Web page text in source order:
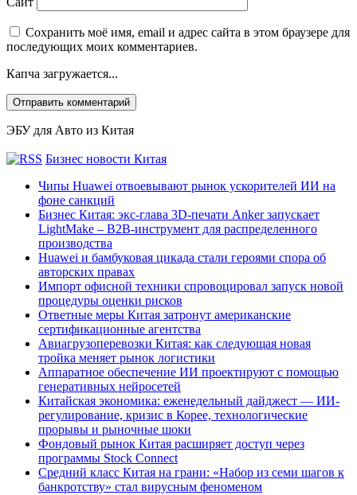
Сохранить моё имя, email и адрес сайта в этом браузере для
последующих моих комментариев.
Капча загружается...
ЭБУ для Авто из Китая
Бизнес новости Китая
Чипы Huawei отвоевывают рынок ускорителей ИИ на
фоне санкций
Бизнес Китая: экс-глава 3D-печати Anker запускает
LightMake – B2B-инструмент для распределенного
производства
Huawei и бамбуковая цикада стали героями спора об
авторских правах
Импорт офисной техники спровоцировал запуск новой
процедуры оценки рисков
Ответные меры Китая затронут американские
сертификационные агентства
Авиагрузоперевозки Китая: как следующая новая
тройка меняет рынок логистики
Аппаратное обеспечение ИИ проектируют с помощью
генеративных нейросетей
Китайская экономика: еженедельный дайджест — ИИ-
регулирование, кризис в Корее, технологические
прорывы и рыночные шоки
Фондовый рынок Китая расширяет доступ через
программы Stock Connect
Средний класс Китая на грани: «Набор из семи шагов к
банкротству» стал вирусным феноменом